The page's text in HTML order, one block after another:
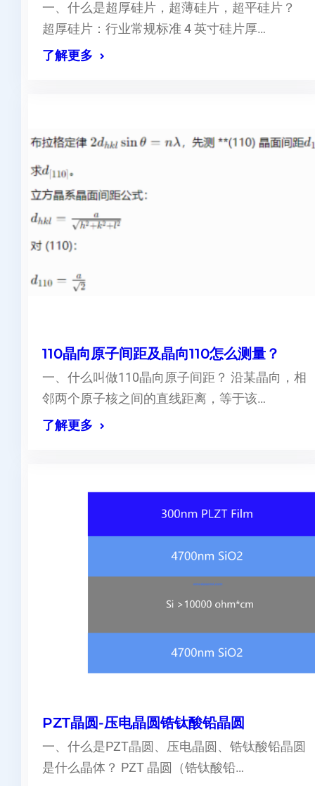
一、什么是超厚硅片，超薄硅片，超平硅片？
超厚硅片：行业常规标准 4 英寸硅片厚…
了解更多
110晶向原子间距及晶向110怎么测量？
一、什么叫做110晶向原子间距？ 沿某晶向，相
邻两个原子核之间的直线距离，等于该…
了解更多
PZT晶圆-压电晶圆锆钛酸铅晶圆
一、什么是PZT晶圆、压电晶圆、锆钛酸铅晶圆
是什么晶体？ PZT 晶圆（锆钛酸铅…